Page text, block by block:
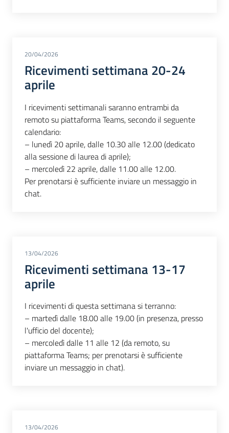
20/04/2026
Ricevimenti settimana 20-24
aprile
I ricevimenti settimanali saranno entrambi da
remoto su piattaforma Teams, secondo il seguente
calendario:
– lunedì 20 aprile, dalle 10.30 alle 12.00 (dedicato
alla sessione di laurea di aprile);
– mercoledì 22 aprile, dalle 11.00 alle 12.00.
Per prenotarsi è sufficiente inviare un messaggio in
chat.
13/04/2026
Ricevimenti settimana 13-17
aprile
I ricevimenti di questa settimana si terranno:
– martedì dalle 18.00 alle 19.00 (in presenza, presso
l'ufficio del docente);
– mercoledì dalle 11 alle 12 (da remoto, su
piattaforma Teams; per prenotarsi è sufficiente
inviare un messaggio in chat).
13/04/2026